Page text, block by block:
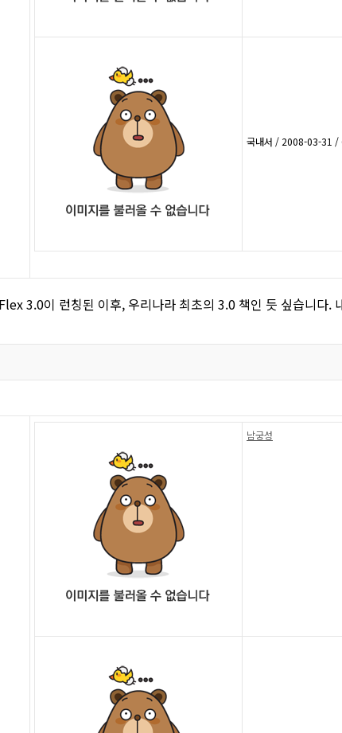
국내서 / 2008-03-31 /
3.0이 런칭된 이후, 우리나라 최초의 3.0 책인 듯 싶습니다.
남궁성